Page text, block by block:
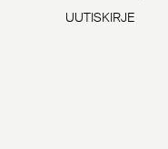
UUTISKIRJE